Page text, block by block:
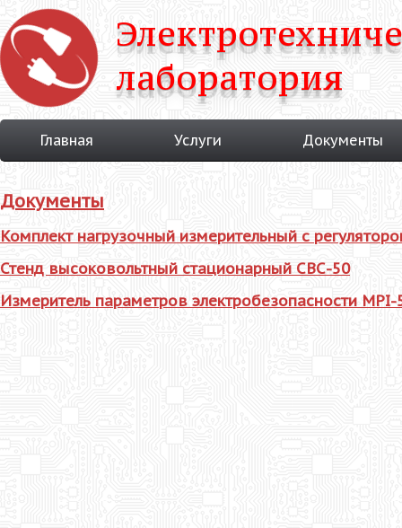
лаборатория
Главная Услуги Документы
Документы
Комплект нагрузочный измерительный с
Стенд высоковольтный стационарный СВС-50
Измеритель параметров электробезопасности MPI-